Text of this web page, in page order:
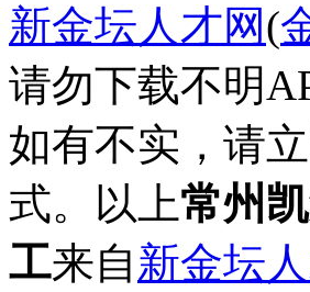
新金坛人才网(
请勿下载不明
如有不实，请
式。以上常州
工来自新金坛